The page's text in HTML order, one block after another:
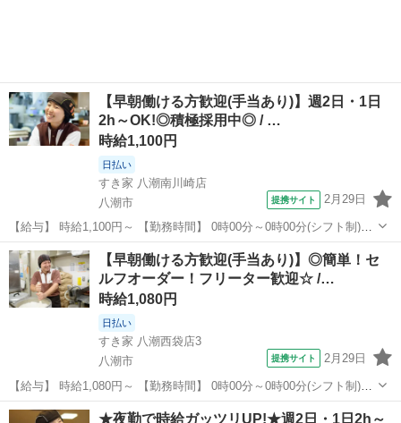
【早朝働ける方歓迎(手当あり)】週2日・1日
2h～OK!◎積極採用中◎ / …
時給1,100円
日払い
すき家 八潮南川崎店
八潮市
提携サイト 2月29日
【給与】 時給1,100円～ 【勤務時間】 0時00分～0時00分(シフト制)、
1日2時間 週2日 から応相談 【お仕事内容】 【仕事内容】 ◆すき家ス
タッフ募集◆ 【お仕事内容】 ◎接客 ◎調理 ◎販売 ◎金銭管理 ...
埼玉 八潮市 レストラン
【早朝働ける方歓迎(手当あり)】◎簡単！セ
ルフオーダー！フリーター歓迎☆ /…
時給1,080円
日払い
すき家 八潮西袋店3
八潮市
提携サイト 2月29日
【給与】 時給1,080円～ 【勤務時間】 0時00分～0時00分(シフト制)、
1日2時間 週2日 から応相談 【お仕事内容】 【仕事内容】 ◆すき家ス
埼玉 八潮市 レストラン
★夜勤で時給ガッツリUP!★週2日・1日2h～